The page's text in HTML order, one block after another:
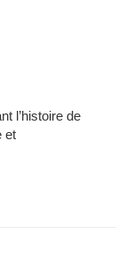
l’histoire de
et